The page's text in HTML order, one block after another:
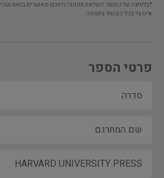
*בלחיצה על כפתור 'העלאת תמונה' הינכם מאשרים בזאת
אינו צד בכל הקשור בתמונה
פרטי הספר